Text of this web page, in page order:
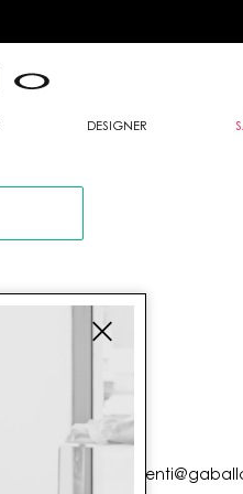
DESIGNER
i nostri